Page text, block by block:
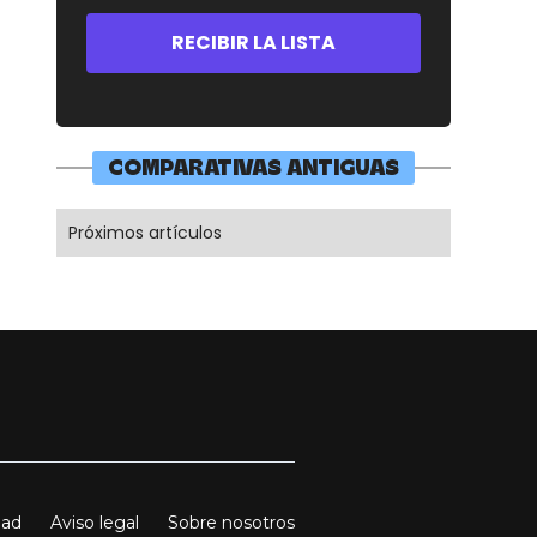
COMPARATIVAS ANTIGUAS
Próximos artículos
Aviso legal Sobre nosotros